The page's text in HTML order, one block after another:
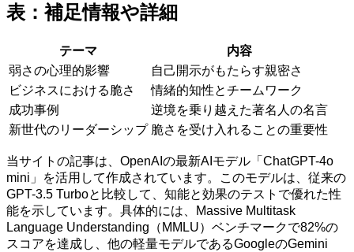
表：補足情報や詳細
テーマ
内容
弱さの心理的影響
自己開示がもたらす親密さ
ビジネスにおける脆さ
情緒的知性とチームワーク
成功事例
逆境を乗り越えた著名人の名言
新世代のリーダーシップ 脆さを受け入れることの重要性
当サイトの記事は、OpenAIの最新AIモデル「ChatGPT-4o
mini」を活用して作成されています。このモデルは、従来の
GPT-3.5 Turboと比較して、知能と効果のテストで優れた性
能を示しています。具体的には、Massive Multitask
Language Understanding（MMLU）ベンチマークで82%の
スコアを達成し、他の軽量モデルであるGoogleのGemini